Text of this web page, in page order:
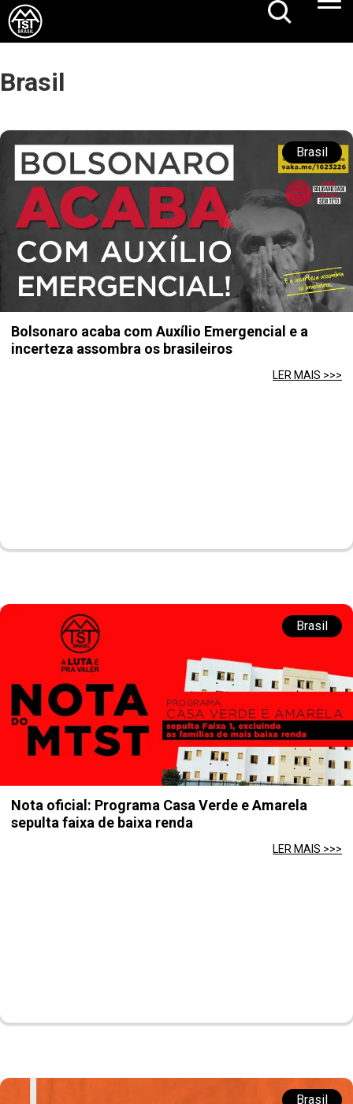
Brasil
Brasil
Bolsonaro acaba com Auxílio Emergencial e a
incerteza assombra os brasileiros
LER MAIS >>>
Brasil
Nota oficial: Programa Casa Verde e Amarela
sepulta faixa de baixa renda
LER MAIS >>>
Brasil